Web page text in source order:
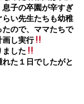
子の卒園が辛すぎ
い先生たちも幼稚
ので、ママたちで
画し実行
ました
た１日でしたがと